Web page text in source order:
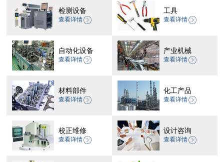
检测设备
查看详情
工具
查看详情
自动化设备
查看详情
产业机械
查看详情
材料部件
查看详情
化工产品
查看详情
校正维修
查看详情
设计咨询
查看详情